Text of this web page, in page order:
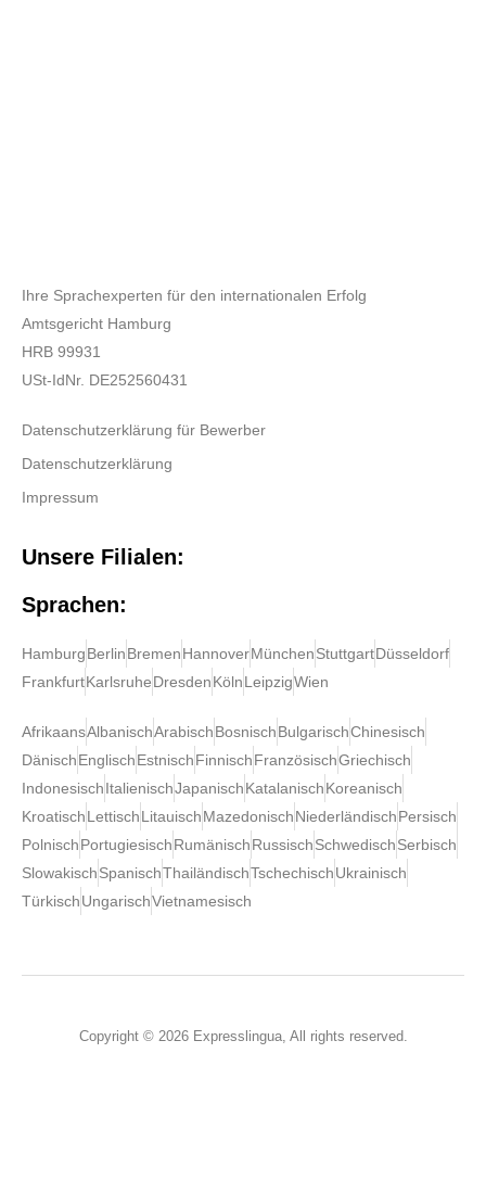
Ihre Sprachexperten für den internationalen Erfolg
Amtsgericht Hamburg
HRB 99931
USt-IdNr. DE252560431
Datenschutzerklärung für Bewerber
Datenschutzerklärung
Impressum
Unsere Filialen:
Sprachen:
HamburgBerlinBremenHannoverMünchenStuttgartDüsseldorf
FrankfurtKarlsruheDresdenKölnLeipzigWien
AfrikaansAlbanischArabischBosnischBulgarischChinesisch
DänischEnglischEstnischFinnischFranzösischGriechisch
IndonesischItalienischJapanischKatalanischKoreanisch
KroatischLettischLitauischMazedonischNiederländischPersisch
PolnischPortugiesischRumänischRussischSchwedischSerbisch
SlowakischSpanischThailändischTschechischUkrainisch
TürkischUngarischVietnamesisch
Copyright © 2026 Expresslingua, All rights reserved.